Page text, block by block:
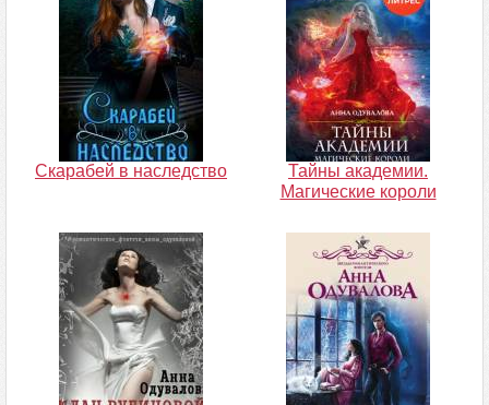
Скарабей в наследство
Тайны академии.
Магические короли